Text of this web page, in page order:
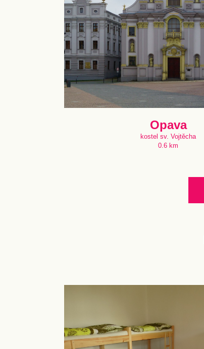
Opava
kostel sv. Vojtěcha
0.6 km